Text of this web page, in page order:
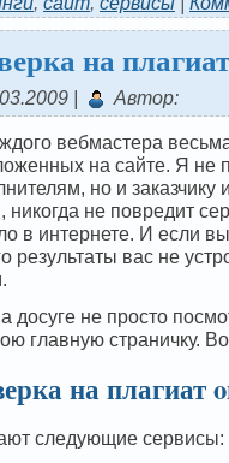
на плагиат
| Автор:
вебмастера
на сайте. Я
но и
никогда не повредит
в интернете. И если
результаты вас не
досуге не просто
главную страничку.
на плагиат
следующие сервисы: